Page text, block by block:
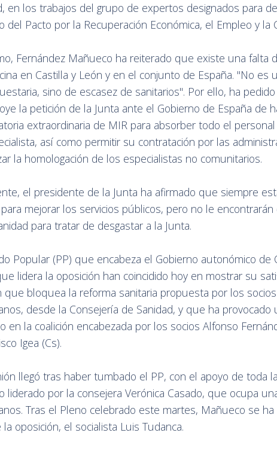
en los trabajos del grupo de expertos designados para
del Pacto por la Recuperación Económica, el Empleo y la
Fernández Mañueco ha reiterado que existe una falta
en Castilla y León y en el conjunto de España. "No es
sino de escasez de sanitarios". Por ello, ha
la petición de la Junta ante el Gobierno de España de
extraordinaria de MIR para absorber todo el
así como permitir su contratación por las
la homologación de los especialistas no comunitarios.
el presidente de la Junta ha afirmado que siempre
mejorar los servicios públicos, pero no le
para tratar de desgastar a la Junta.
Popular (PP) que encabeza el Gobierno autonómico de
lidera la oposición han coincidido hoy en mostrar su
que bloquea la reforma sanitaria propuesta por los
desde la Consejería de Sanidad, y que ha provocado
en la coalición encabezada por los socios Alfonso
Igea (Cs).
llegó tras haber tumbado el PP, con el apoyo de toda
liderado por la consejera Verónica Casado, que ocupa
Tras el Pleno celebrado este martes, Mañueco se
oposición, el socialista Luis Tudanca.